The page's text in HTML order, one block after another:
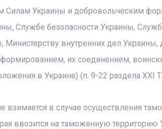
Украины и добровольческим
Службе безопасности Украины,
Министерству внутренних дел
их соединением,
в Украине) (п. 9-22 раздела XXI
взимается в случае осуществления
ввозится на таможенную